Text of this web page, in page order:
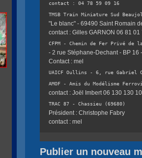
contact : 04 78 59 09 16
TMSB Train Miniature Sud
"Le blanc" - 69490 Saint Romain
contact : Gilles GARNON 06 81 01
CFPM - Chemin de Fer Privé de
- 2 rue Stéphane-Dechant - BP 16
Contact : mel
UAICF Oullins - 6, rue Gabriel
AMOF - Amis du Modélisme
contact : Joël Imbert 06 130 130 10
TRAC 87 - Chassieu (69680)
Président : Christophe Fabry
contact : mel
Publier un nouveau